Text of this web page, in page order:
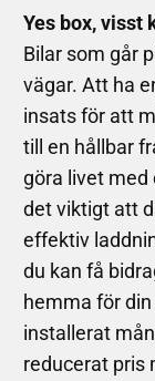
Yes box, visst
Bilar som går
vägar. Att ha
insats för att
till en hållbar
göra livet med
det viktigt att
effektiv
du kan få
hemma för
installerat
reducerat pris